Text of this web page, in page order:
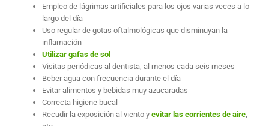
Empleo de lágrimas artificiales para los ojos varias veces a lo
largo del día
Uso regular de gotas oftalmológicas que disminuyan la
inflamación
Utilizar gafas de sol
Visitas periódicas al dentista, al menos cada seis meses
Beber agua con frecuencia durante el día
Evitar alimentos y bebidas muy azucaradas
Correcta higiene bucal
Recudir la exposición al viento y evitar las corrientes de aire,